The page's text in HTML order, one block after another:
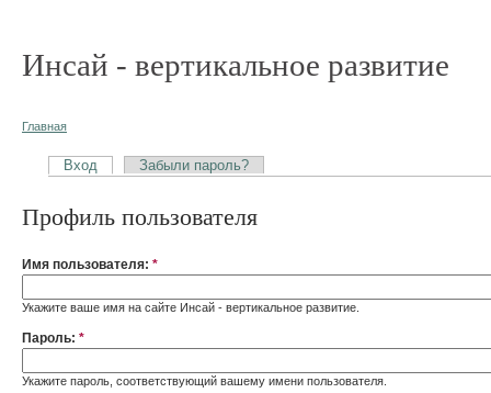
Инсай - вертикальное развитие
Главная
Вход Забыли пароль?
Профиль пользователя
Имя пользователя: *
Укажите ваше имя на сайте Инсай - вертикальное развитие.
Пароль: *
Укажите пароль, соответствующий вашему имени пользователя.